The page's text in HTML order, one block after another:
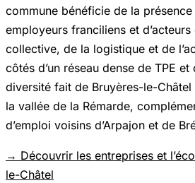
commune bénéficie de la
employeurs franciliens et
collective, de la logistique et de
côtés d’un réseau dense de TPE et
diversité fait de Bruyères-le-Châtel
la vallée de la Rémarde,
d’emploi voisins d’Arpajon et de
→ Découvrir les entreprises et
le-Châtel